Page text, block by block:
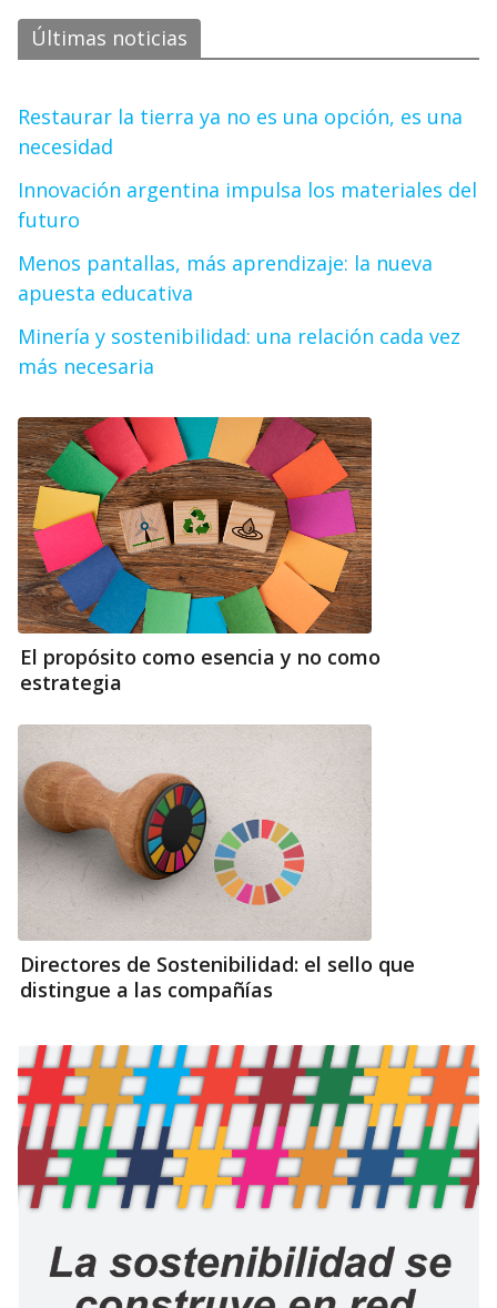
Últimas noticias
Restaurar la tierra ya no es una opción, es una
necesidad
Innovación argentina impulsa los materiales del
futuro
Menos pantallas, más aprendizaje: la nueva
apuesta educativa
Minería y sostenibilidad: una relación cada vez
más necesaria
El propósito como esencia y no como
estrategia
Directores de Sostenibilidad: el sello que
distingue a las compañías